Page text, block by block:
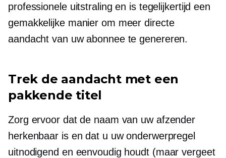
professionele uitstraling en is tegelijkertijd een
gemakkelijke manier om meer directe
aandacht van uw abonnee te genereren.
Trek de aandacht met een
pakkende titel
Zorg ervoor dat de naam van uw afzender
herkenbaar is en dat u uw onderwerpregel
uitnodigend en eenvoudig houdt (maar vergeet